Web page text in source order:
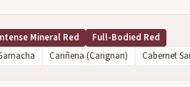
Mineral Red
Full-Bodied Red
Cariñena (Carignan) Cabernet